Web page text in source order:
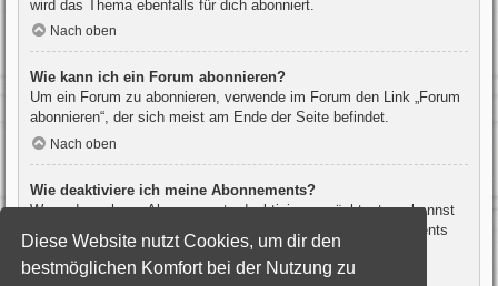
Diese Website nutzt Cookies, um dir den
bestmöglichen Komfort bei der Nutzung zu
wird das Thema ebenfalls für dich abonniert.
Nach oben
Wie kann ich ein Forum abonnieren?
Um ein Forum zu abonnieren, verwende im Forum den Link „Forum
abonnieren“, der sich meist am Ende der Seite befindet.
Nach oben
Wie deaktiviere ich meine Abonnements?
Wenn du mehrere Abonnements deaktivieren möchtest, so kannst
du dies im persönlichen Bereich unter „Einstieg“ – „Abonnements
verwalten“ machen.
Nach oben